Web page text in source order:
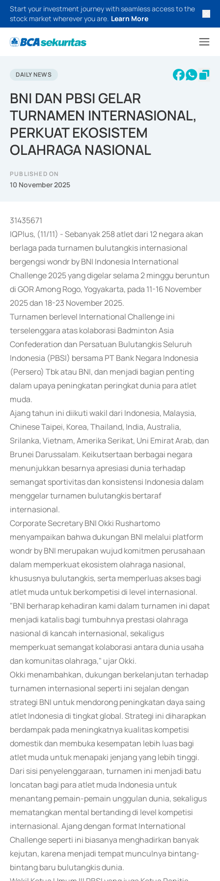
Start your investment journey with seamless access to the
stock market wherever you are. Learn More
DAILY NEWS
BNI DAN PBSI GELAR
TURNAMEN INTERNASIONAL,
PERKUAT EKOSISTEM
OLAHRAGA NASIONAL
PUBLISHED ON
10 November 2025
31435671
IQPlus, (11/11) - Sebanyak 258 atlet dari 12 negara akan
berlaga pada turnamen bulutangkis internasional
bergengsi wondr by BNI Indonesia International
Challenge 2025 yang digelar selama 2 minggu beruntun
di GOR Among Rogo, Yogyakarta, pada 11-16 November
2025 dan 18-23 November 2025.
Turnamen berlevel International Challenge ini
terselenggara atas kolaborasi Badminton Asia
Confederation dan Persatuan Bulutangkis Seluruh
Indonesia (PBSI) bersama PT Bank Negara Indonesia
(Persero) Tbk atau BNI, dan menjadi bagian penting
dalam upaya peningkatan peringkat dunia para atlet
muda.
Ajang tahun ini diikuti wakil dari Indonesia, Malaysia,
Chinese Taipei, Korea, Thailand, India, Australia,
Srilanka, Vietnam, Amerika Serikat, Uni Emirat Arab, dan
Brunei Darussalam. Keikutsertaan berbagai negara
menunjukkan besarnya apresiasi dunia terhadap
semangat sportivitas dan konsistensi Indonesia dalam
menggelar turnamen bulutangkis bertaraf
internasional.
Corporate Secretary BNI Okki Rushartomo
menyampaikan bahwa dukungan BNI melalui platform
wondr by BNI merupakan wujud komitmen perusahaan
dalam memperkuat ekosistem olahraga nasional,
khususnya bulutangkis, serta memperluas akses bagi
atlet muda untuk berkompetisi di level internasional.
"BNI berharap kehadiran kami dalam turnamen ini dapat
menjadi katalis bagi tumbuhnya prestasi olahraga
nasional di kancah internasional, sekaligus
memperkuat semangat kolaborasi antara dunia usaha
dan komunitas olahraga," ujar Okki.
Okki menambahkan, dukungan berkelanjutan terhadap
turnamen internasional seperti ini sejalan dengan
strategi BNI untuk mendorong peningkatan daya saing
atlet Indonesia di tingkat global. Strategi ini diharapkan
berdampak pada meningkatnya kualitas kompetisi
domestik dan membuka kesempatan lebih luas bagi
atlet muda untuk menapaki jenjang yang lebih tinggi.
Dari sisi penyelenggaraan, turnamen ini menjadi batu
loncatan bagi para atlet muda Indonesia untuk
menantang pemain-pemain unggulan dunia, sekaligus
mematangkan mental bertanding di level kompetisi
internasional. Ajang dengan format International
Challenge seperti ini biasanya menghadirkan banyak
kejutan, karena menjadi tempat munculnya bintang-
bintang baru bulutangkis dunia.